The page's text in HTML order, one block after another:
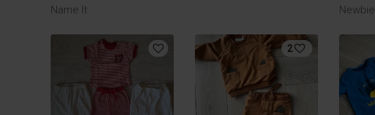
Name It
Newbie
2